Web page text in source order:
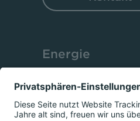
Energie
Erdgas
Wärme